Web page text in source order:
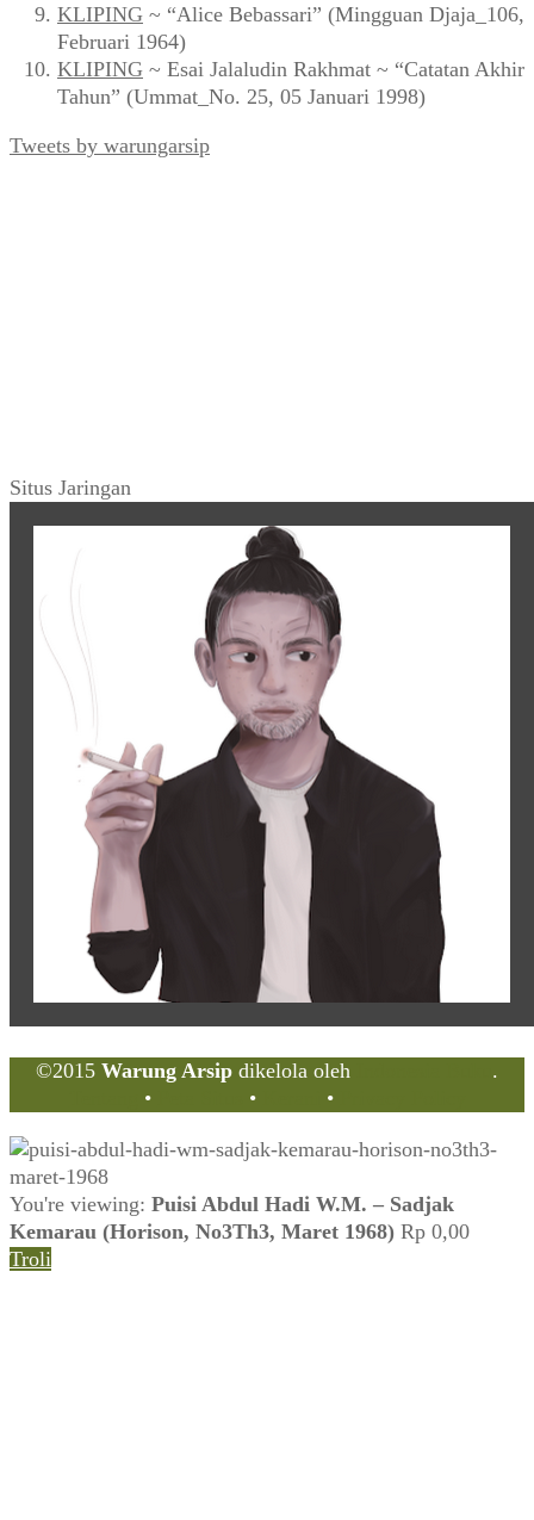
KLIPING ~ “Alice Bebassari” (Mingguan Djaja_106,
Februari 1964)
KLIPING ~ Esai Jalaludin Rakhmat ~ “Catatan Akhir
Tahun” (Ummat_No. 25, 05 Januari 1998)
Tweets by warungarsip
Situs Jaringan
©2015 Warung Arsip dikelola oleh
.
• • •
You're viewing: Puisi Abdul Hadi W.M. – Sadjak
Kemarau (Horison, No3Th3, Maret 1968) Rp 0,00
Troli